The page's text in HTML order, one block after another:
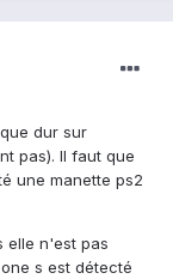
dur sur
pas). Il faut que
une manette ps2
elle n'est pas
s est détecté